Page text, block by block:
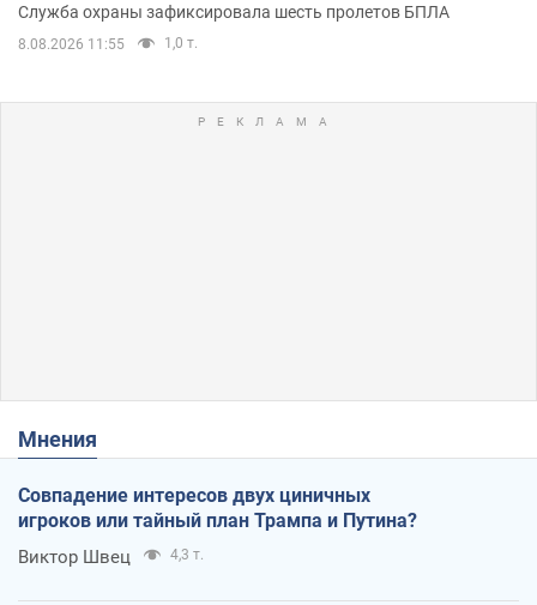
Служба охраны зафиксировала шесть пролетов БПЛА
8.08.2026 11:55 1,0 т.
Мнения
Совпадение интересов двух циничных
игроков или тайный план Трампа и Путина?
Виктор Швец 4,3 т.